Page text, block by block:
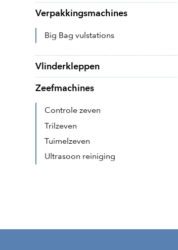
Verpakkingsmachines
Big Bag vulstations
Vlinderkleppen
Zeefmachines
Controle zeven
Trilzeven
Tuimelzeven
Ultrasoon reiniging